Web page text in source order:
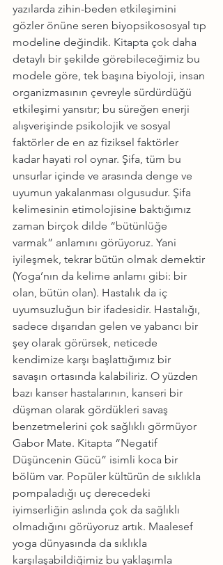
yazılarda zihin-beden etkileşimini
gözler önüne seren biyopsikososyal tıp
modeline değindik. Kitapta çok daha
detaylı bir şekilde görebileceğimiz bu
modele göre, tek başına biyoloji, insan
organizmasının çevreyle sürdürdüğü
etkileşimi yansıtır; bu süreğen enerji
alışverişinde psikolojik ve sosyal
faktörler de en az fiziksel faktörler
kadar hayati rol oynar. Şifa, tüm bu
unsurlar içinde ve arasında denge ve
uyumun yakalanması olgusudur. Şifa
kelimesinin etimolojisine baktığımız
zaman birçok dilde “bütünlüğe
varmak” anlamını görüyoruz. Yani
iyileşmek, tekrar bütün olmak demektir
(Yoga’nın da kelime anlamı gibi: bir
olan, bütün olan). Hastalık da iç
uyumsuzluğun bir ifadesidir. Hastalığı,
sadece dışarıdan gelen ve yabancı bir
şey olarak görürsek, neticede
kendimize karşı başlattığımız bir
savaşın ortasında kalabiliriz. O yüzden
bazı kanser hastalarının, kanseri bir
düşman olarak gördükleri savaş
benzetmelerini çok sağlıklı görmüyor
Gabor Mate. Kitapta “Negatif
Düşüncenin Gücü” isimli koca bir
bölüm var. Popüler kültürün de sıklıkla
pompaladığı uç derecedeki
iyimserliğin aslında çok da sağlıklı
olmadığını görüyoruz artık. Maalesef
yoga dünyasında da sıklıkla
karşılaşabildiğimiz bu yaklaşımla